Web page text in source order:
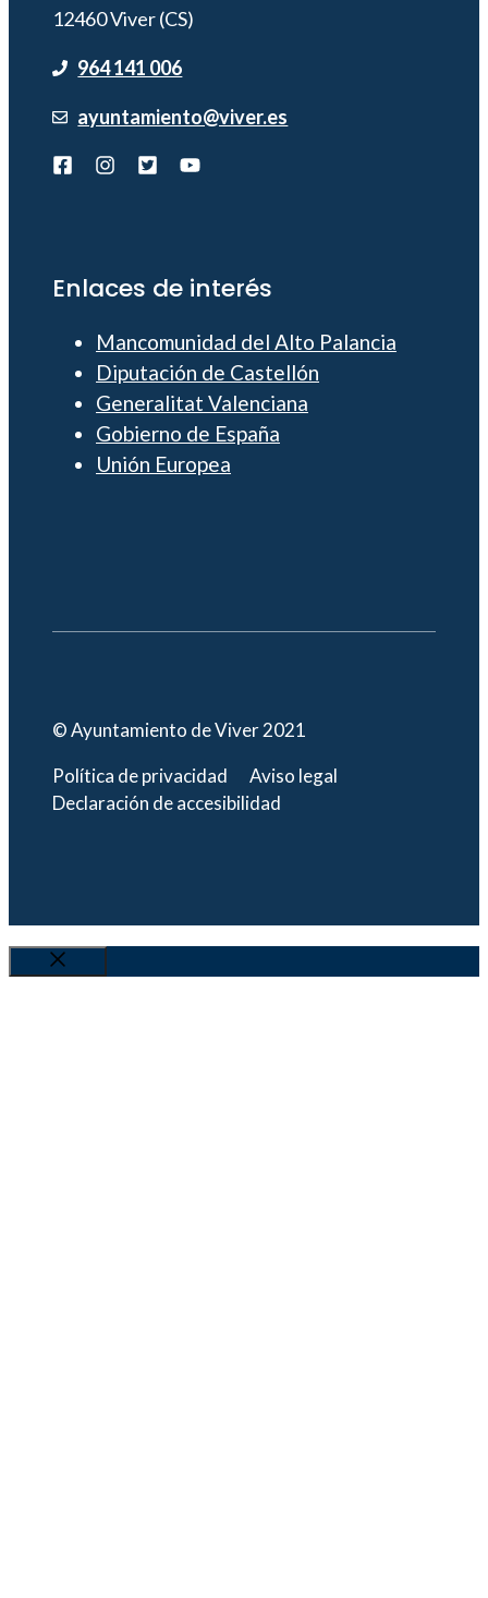
12460 Viver (CS)
964 141 006
ayuntamiento@viver.es
Enlaces de interés
Mancomunidad del Alto Palancia
Diputación de Castellón
Generalitat Valenciana
Gobierno de España
Unión Europea
© Ayuntamiento de Viver 2021
Política de privacidad
Aviso legal
Declaración de accesibilidad
Cerrar